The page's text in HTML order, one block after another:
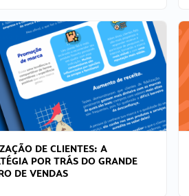
DE CLIENTES: A
POR TRÁS DO GRANDE
DE VENDAS